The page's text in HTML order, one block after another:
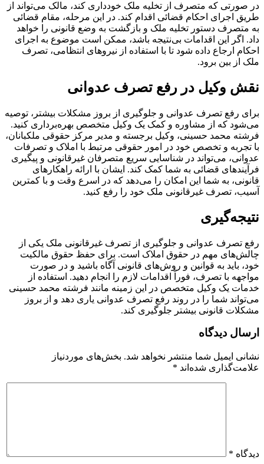
در صورتی که متصرف از تخلیه ملک خودداری کند، مالک می‌تواند از
طریق اجرای احکام قضائی اقدام کند. در این مرحله، مقام قضائی
به متصرف دستور تخلیه ملک و بازگشت به وضع قانونی را خواهد
داد. اگر این اقدامات بی‌نتیجه باشد، ممکن است موضوع به اجرای
احکام ارجاع داده شود تا با استفاده از نیروهای انتظامی، تصرف
ملک از بین برود.
نقش وکیل در رفع تصرف عدوانی
برای رفع تصرف عدوانی و جلوگیری از بروز مشکلات بیشتر، توصیه
می‌شود که از مشاوره و کمک یک وکیل متخصص بهره‌برداری کنید.
فرشته محمد حسینی، وکیل برجسته و مدیر مرکز حقوقی ملکبانان،
با تجربه و تخصص خود در امور حقوقی مرتبط با املاک و تصرفات
عدوانی، می‌تواند در شناسایی سریع متصرفان غیرقانونی و پیگیری
فرآیندهای قضائی به شما کمک کند. ایشان با ارائه راهکارهای
قانونی، به شما این امکان را می‌دهد که در اسرع وقت و با کمترین
آسیب، تصرف غیرقانونی ملک خود را رفع کنید.
نتیجه‌گیری
رفع تصرف عدوانی و جلوگیری از تصرف غیرقانونی ملک یکی از
چالش‌های مهم در حقوق املاک است. برای حفظ حقوق مالکیت
خود، باید به قوانین و روش‌های قانونی آگاه باشید و در صورت
مواجهه با تصرف، فوراً اقدامات لازم را انجام دهید. استفاده از
خدمات یک وکیل متخصص در این زمینه مانند فرشته محمد حسینی
می‌تواند شما را در روند رفع تصرف عدوانی یاری دهد و از بروز
مشکلات قانونی بیشتر جلوگیری کند.
ارسال دیدگاه
نشانی ایمیل شما منتشر نخواهد شد. بخش‌های موردنیاز
علامت‌گذاری شده‌اند *
دیدگاه *